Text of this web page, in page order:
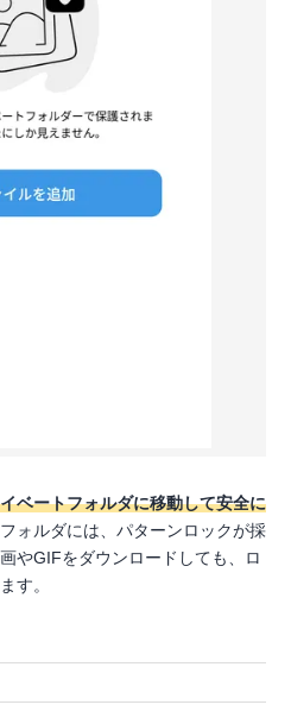
ベートフォルダに移動して安全に
ォルダには、パターンロックが採
やGIFをダウンロードしても、ロ
す。